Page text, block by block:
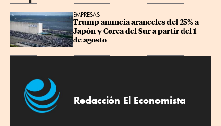
EMPRESAS
Trump anuncia aranceles del 25% a
Japón y Corea del Sur a partir del 1
de agosto
Redacción El Economista